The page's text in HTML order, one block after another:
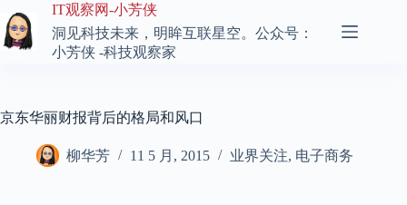
至
内
IT观察网-小芳侠
洞见科技未来，明眸互联星空。公众号：
小芳侠 -科技观察家
京东华丽财报背后的格局和风口
柳华芳 11 5 月, 2015 业界关注, 电子商务